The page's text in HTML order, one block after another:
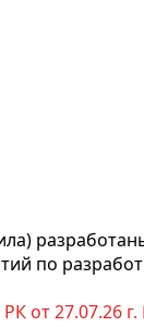
по
от 27.07.26 г.